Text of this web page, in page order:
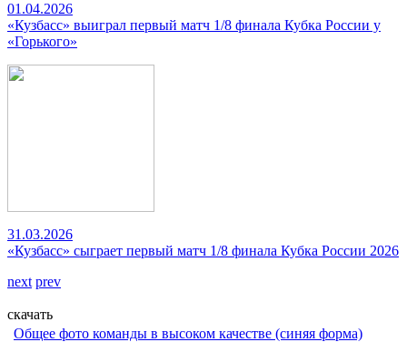
01.04.2026
«Кузбасс» выиграл первый матч 1/8 финала Кубка России у
«Горького»
31.03.2026
«Кузбасс» сыграет первый матч 1/8 финала Кубка России 2026
next prev
скачать
Общее фото команды в высоком качестве (синяя форма)